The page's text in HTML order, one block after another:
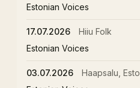
Estonian Voices
17.07.2026
Hiiu Folk
Estonian Voices
03.07.2026
Haapsalu,